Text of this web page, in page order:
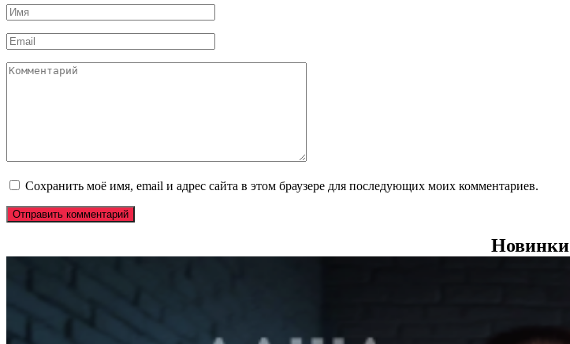
Имя
*
Email
*
Комментарий
Сохранить моё имя, email и адрес сайта в этом браузере для последующих моих комментариев.
Новинки